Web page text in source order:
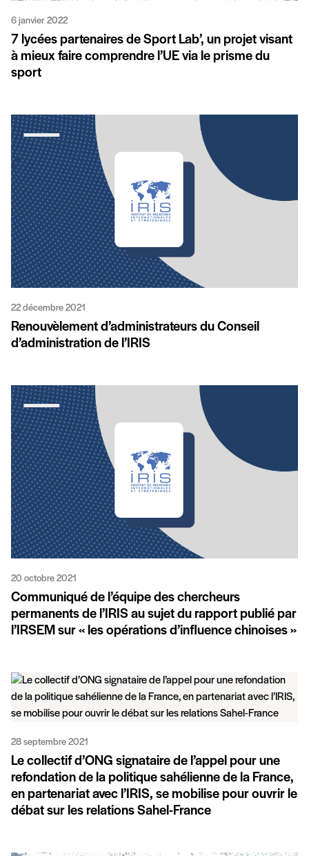
6 janvier 2022
7 lycées partenaires de Sport Lab’, un projet visant
à mieux faire comprendre l’UE via le prisme du
sport
22 décembre 2021
Renouvèlement d’administrateurs du Conseil
d’administration de l’IRIS
20 octobre 2021
Communiqué de l’équipe des chercheurs
permanents de l’IRIS au sujet du rapport publié par
l’IRSEM sur « les opérations d’influence chinoises »
28 septembre 2021
Le collectif d’ONG signataire de l’appel pour une
refondation de la politique sahélienne de la France,
en partenariat avec l’IRIS, se mobilise pour ouvrir le
débat sur les relations Sahel-France